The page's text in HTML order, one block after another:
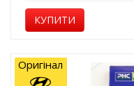
КУПИТИ
Оригінал